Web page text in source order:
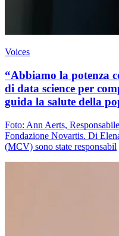
Voices
“Abbiamo la potenza
di data science per
guida la salute della
Foto: Ann Aerts,
Fondazione Novartis. Di
(MCV) sono state responsabil